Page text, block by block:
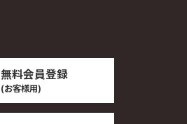
無料会員登録
(お客様用)